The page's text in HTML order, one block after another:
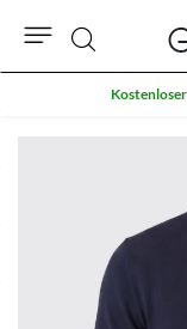
Suche